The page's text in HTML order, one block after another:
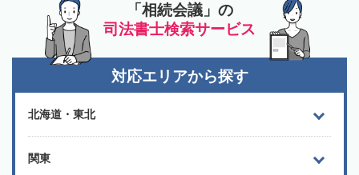
「相続会議」の
司法書士検索サービス
対応エリアから探す
北海道・東北
関東